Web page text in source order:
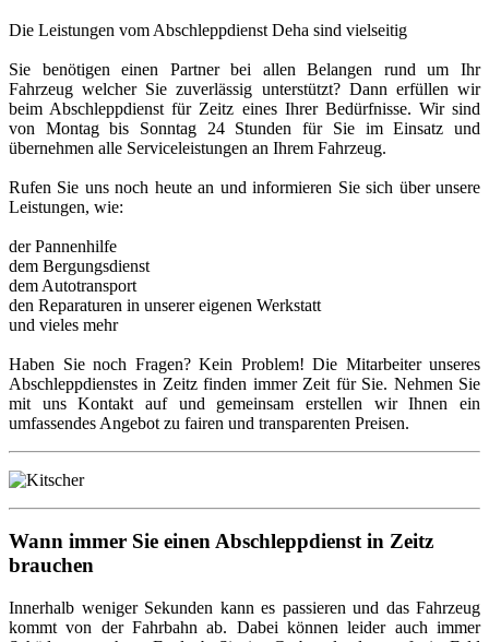
Die Leistungen vom Abschleppdienst Deha sind vielseitig
Sie benötigen einen Partner bei allen Belangen rund um Ihr
Fahrzeug welcher Sie zuverlässig unterstützt? Dann erfüllen wir
beim Abschleppdienst für Zeitz eines Ihrer Bedürfnisse. Wir sind
von Montag bis Sonntag 24 Stunden für Sie im Einsatz und
übernehmen alle Serviceleistungen an Ihrem Fahrzeug.
Rufen Sie uns noch heute an und informieren Sie sich über unsere
Leistungen, wie:
der Pannenhilfe
dem Bergungsdienst
dem Autotransport
den Reparaturen in unserer eigenen Werkstatt
und vieles mehr
Haben Sie noch Fragen? Kein Problem! Die Mitarbeiter unseres
Abschleppdienstes in Zeitz finden immer Zeit für Sie. Nehmen Sie
mit uns Kontakt auf und gemeinsam erstellen wir Ihnen ein
umfassendes Angebot zu fairen und transparenten Preisen.
Wann immer Sie einen Abschleppdienst in Zeitz
brauchen
Innerhalb weniger Sekunden kann es passieren und das Fahrzeug
kommt von der Fahrbahn ab. Dabei können leider auch immer